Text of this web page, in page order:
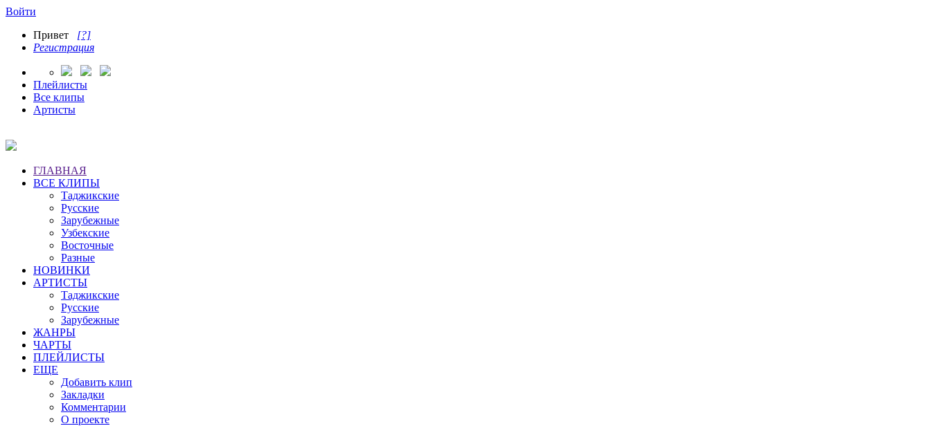
Войти
Привет [?]
Регистрация
Плейлисты
Все клипы
Артисты
ГЛАВНАЯ
ВСЕ КЛИПЫ
Таджикские
Русские
Зарубежные
Узбекские
Восточные
Разные
НОВИНКИ
АРТИСТЫ
Таджикские
Русские
Зарубежные
ЖАНРЫ
ЧАРТЫ
ПЛЕЙЛИСТЫ
ЕЩЕ
Добавить клип
Закладки
Комментарии
О проекте